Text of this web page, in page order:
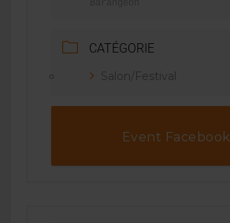
CATÉGORIE
Salon/Festival
Event Facebook